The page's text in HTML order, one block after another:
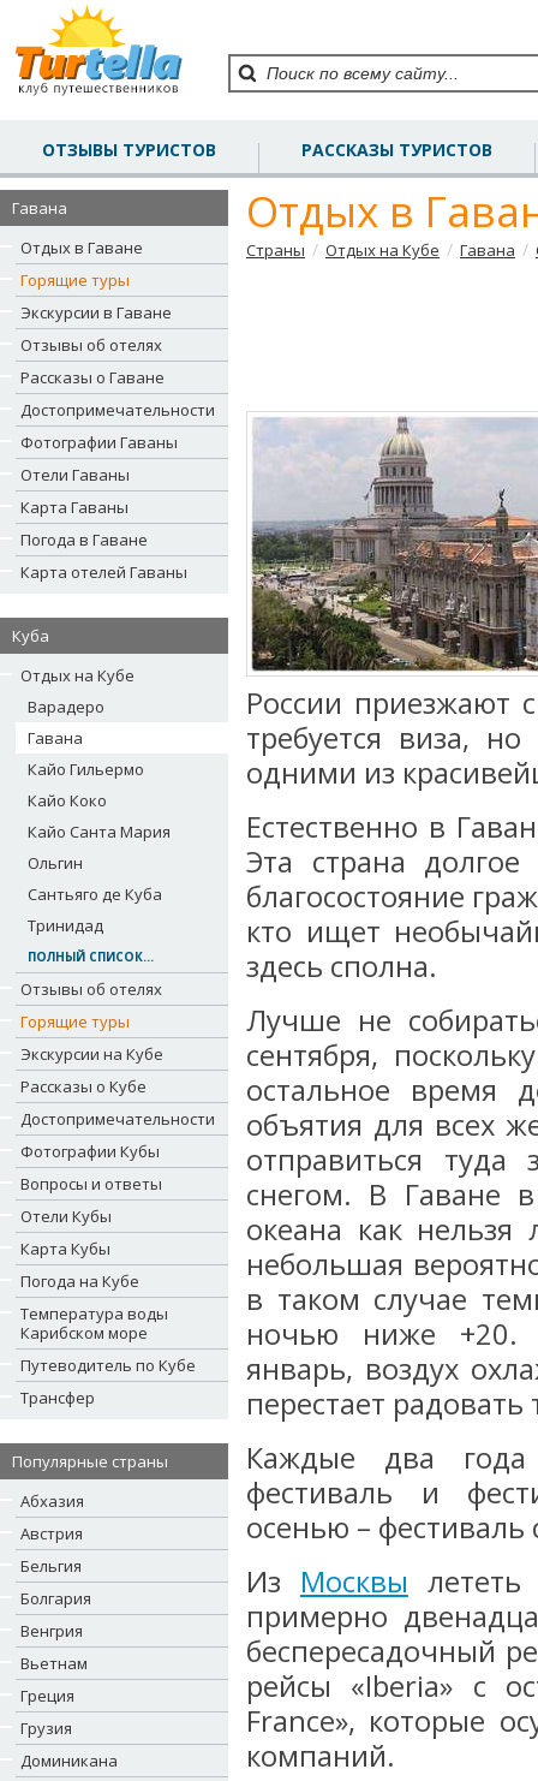
ОТЗЫВЫ ТУРИСТОВ РАССКАЗЫ ТУРИСТОВ
Гавана
Отдых в Гаване
Горящие туры
Экскурсии в Гаване
Отзывы об отелях
Рассказы о Гаване
Достопримечательности
Фотографии Гаваны
Отели Гаваны
Карта Гаваны
Погода в Гаване
Карта отелей Гаваны
Куба
Отдых на Кубе
Варадеро
Гавана
Кайо Гильермо
Кайо Коко
Кайо Санта Мария
Ольгин
Сантьяго де Куба
Тринидад
ПОЛНЫЙ СПИСОК...
Отзывы об отелях
Горящие туры
Экскурсии на Кубе
Рассказы о Кубе
Достопримечательности
Фотографии Кубы
Вопросы и ответы
Отели Кубы
Карта Кубы
Погода на Кубе
Температура воды
Карибском море
Путеводитель по Кубе
Трансфер
Популярные страны
Абхазия
Австрия
Бельгия
Болгария
Венгрия
Вьетнам
Греция
Грузия
Доминикана
Отдых в
Страны / Отдых на Кубе / Гавана /
России приезжают
требуется виза,
одними из
Естественно в
Эта страна
благосостояние
кто ищет
здесь сполна.
Лучше не
сентября,
остальное время
объятия для всех
отправиться
снегом. В Гаване
океана как нельзя
небольшая
в таком случае
ночью ниже +20.
январь, воздух
перестает
Каждые два
фестиваль и
осенью –
Из Москвы
примерно
беспересадочный
рейсы «Iberia» с
France», которые
компаний.